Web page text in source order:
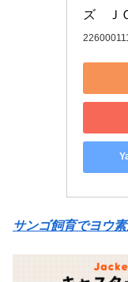
ズ　Ｊ
サンゴ飼育でヨウ